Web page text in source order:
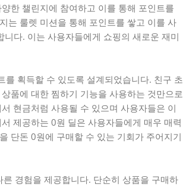
한 챌린지에 참여하고 이를 통해 포인트를
는 룰렛 미션을 통해 포인트를 쌓고 이를 사
다. 이는 사용자들에게 쇼핑의 새로운 재미
획득할 수 있도록 설계되었습니다. 친구 초
품에 대한 찜하기 기능을 사용하는 것만으로
현금처럼 사용될 수 있으며 사용자들은 이
제공하는 0원 딜은 사용자들에게 매우 매력
단돈 0원에 구매할 수 있는 기회가 주어지기
경험을 제공합니다. 단순히 상품을 구매하